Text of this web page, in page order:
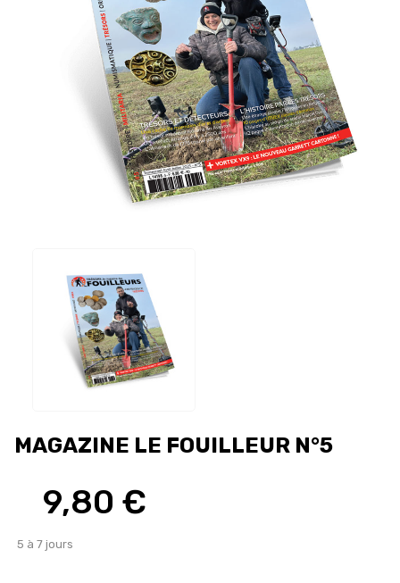
MAGAZINE LE FOUILLEUR N°5
9,80 €
5 à 7 jours